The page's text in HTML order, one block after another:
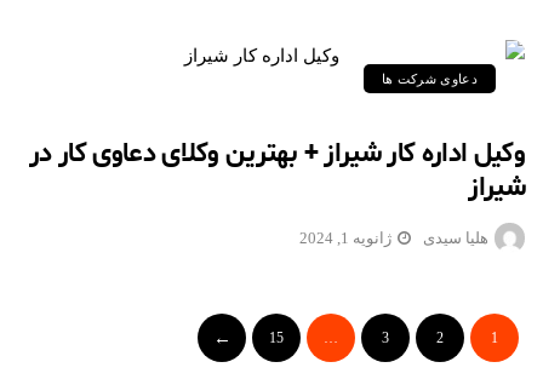
دعاوی شرکت ها
وکیل اداره کار شیراز + بهترین وکلای دعاوی کار در
شیراز
هلیا سیدی ژانویه 1, 2024
1
2
3
…
15